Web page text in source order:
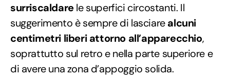
surriscaldarele superfici circostanti. Il
suggerimento è sempre di lasciarealcuni
centimetri liberi attorno all’apparecchio,
soprattutto sul retro e nella parte superiore e
di avere una zona d’appoggio solida.